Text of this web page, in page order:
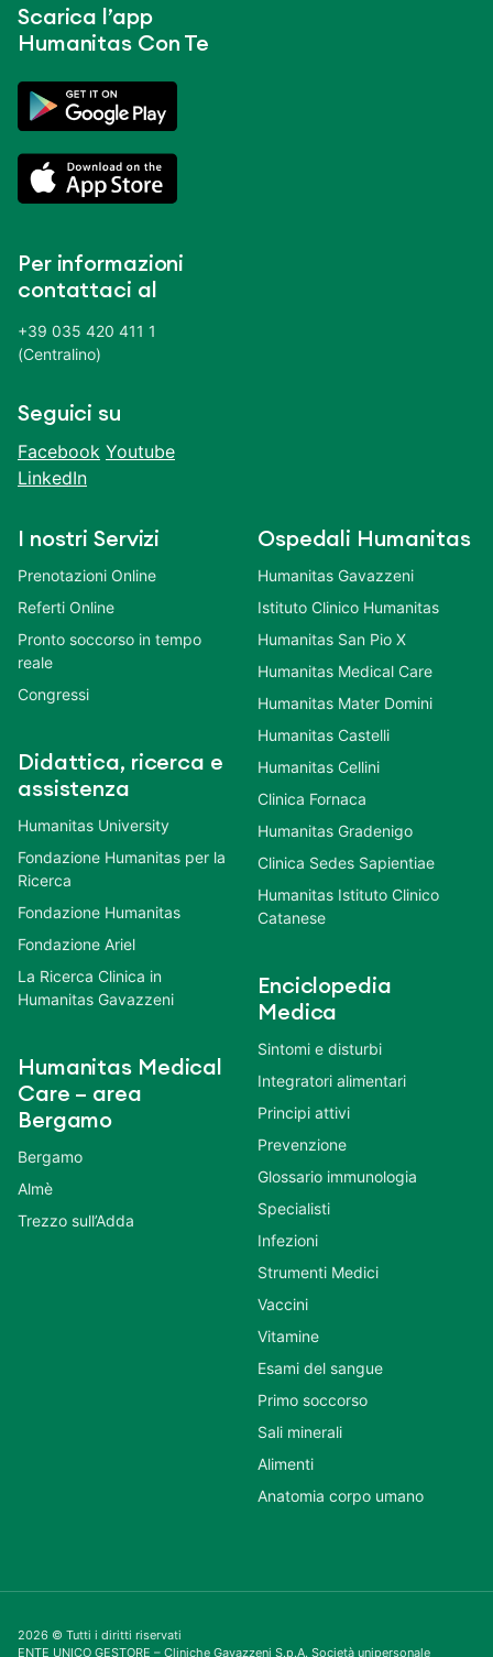
Scarica l’app
Humanitas Con Te
Per informazioni
contattaci al
+39 035 420 411 1
(Centralino)
Seguici su
Facebook Youtube
LinkedIn
I nostri Servizi
Prenotazioni Online
Referti Online
Pronto soccorso in tempo
reale
Congressi
Didattica, ricerca e
assistenza
Humanitas University
Fondazione Humanitas per la
Ricerca
Fondazione Humanitas
Fondazione Ariel
La Ricerca Clinica in
Humanitas Gavazzeni
Humanitas Medical
Care – area
Bergamo
Bergamo
Almè
Trezzo sull’Adda
Ospedali Humanitas
Humanitas Gavazzeni
Istituto Clinico Humanitas
Humanitas San Pio X
Humanitas Medical Care
Humanitas Mater Domini
Humanitas Castelli
Humanitas Cellini
Clinica Fornaca
Humanitas Gradenigo
Clinica Sedes Sapientiae
Humanitas Istituto Clinico
Catanese
Enciclopedia
Medica
Sintomi e disturbi
Integratori alimentari
Principi attivi
Prevenzione
Glossario immunologia
Specialisti
Infezioni
Strumenti Medici
Vaccini
Vitamine
Esami del sangue
Primo soccorso
Sali minerali
Alimenti
Anatomia corpo umano
2026 © Tutti i diritti riservati
ENTE UNICO GESTORE – Cliniche Gavazzeni S.p.A. Società unipersonale